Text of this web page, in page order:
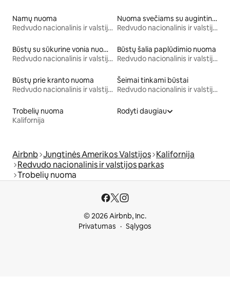
Namų nuoma
Redvudo nacionalinis ir valstijos parkas
Nuoma svečiams su augintiniais
Redvudo nacionalinis ir valstijos parkas
Būstų su sūkurine vonia nuoma
Redvudo nacionalinis ir valstijos parkas
Būstų šalia paplūdimio nuoma
Redvudo nacionalinis ir valstijos parkas
Būstų prie kranto nuoma
Redvudo nacionalinis ir valstijos parkas
Šeimai tinkami būstai
Redvudo nacionalinis ir valstijos parkas
Trobelių nuoma
Kalifornija
Rodyti daugiau
Airbnb Jungtinės Amerikos Valstijos Kalifornija
Redvudo nacionalinis ir valstijos parkas
Trobelių nuoma
© 2026 Airbnb, Inc.
Privatumas
Sąlygos